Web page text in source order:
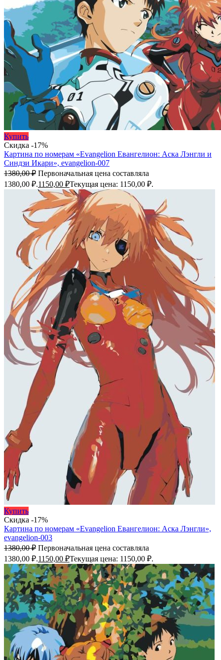
Купить
Скидка -17%
Картина по номерам «Evangelion Евангелион: Аска Лэнгли и
Синдзи Икари», evangelion-007
1380,00₽ Первоначальная цена составляла
1380,00 ₽.1150,00 ₽Текущая цена: 1150,00 ₽.
Купить
Скидка -17%
Картина по номерам «Evangelion Евангелион: Аска Лэнгли»,
evangelion-003
1380,00₽ Первоначальная цена составляла
1380,00 ₽.1150,00 ₽Текущая цена: 1150,00 ₽.